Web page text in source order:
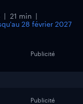
21 min
28 février 2027
Publicité
Publicité